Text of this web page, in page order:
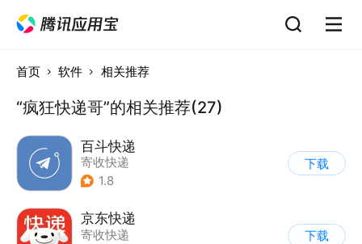
首页 软件 相关推荐
“疯狂快递哥”的相关推荐(27)
百斗快递
寄收快递
1.8
下载
京东快递
寄收快递
下载